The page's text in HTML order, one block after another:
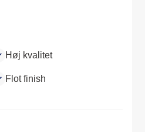
Høj kvalitet
Flot finish